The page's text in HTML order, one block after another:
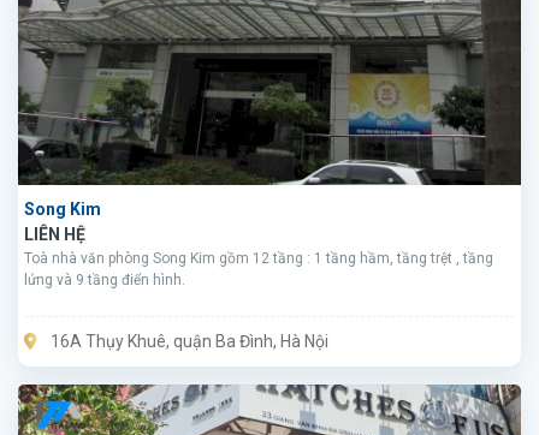
Song Kim
LIÊN HỆ
Toà nhà văn phòng Song Kim gồm 12 tầng : 1 tầng hầm, tầng trệt , tầng
lửng và 9 tầng điển hình.
16A Thụy Khuê, quận Ba Đình, Hà Nội